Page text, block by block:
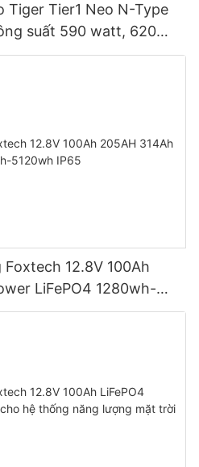
Tiger Tier1 Neo N-Type
suất 590 watt, 620
dạng module hai mặt.
12.8V 100Ah
LiFePO4 1280wh-